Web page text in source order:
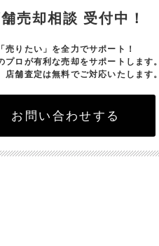
売却相談 受付中！
「売りたい」を全力でサポート！
プロが有利な売却をサポートします。
店舗査定は無料でご対応いたします。
お問い合わせする